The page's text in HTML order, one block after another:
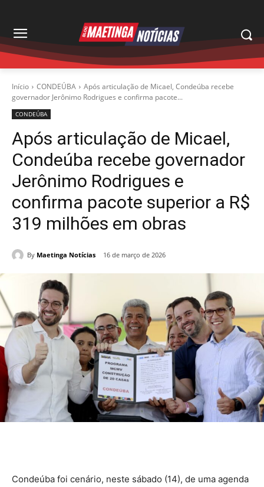
Início CONDEÚBA
Após articulação de Micael, Condeúba recebe
governador Jerônimo Rodrigues e confirma pacote...
CONDEÚBA
Após articulação de Micael,
Condeúba recebe governador
Jerônimo Rodrigues e
confirma pacote superior a R$
319 milhões em obras
By Maetinga Notícias 16 de março de 2026
Condeúba foi cenário, neste sábado (14), de uma agenda